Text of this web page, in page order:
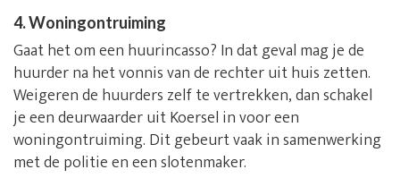
4. Woningontruiming
Gaat het om een huurincasso? In dat geval mag je de
huurder na het vonnis van de rechter uit huis zetten.
Weigeren de huurders zelf te vertrekken, dan schakel
je een deurwaarder uit Koersel in voor een
woningontruiming. Dit gebeurt vaak in samenwerking
met de politie en een slotenmaker.